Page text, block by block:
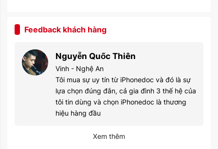
Feedback khách hàng
Nguyễn Quốc Thiên
Vinh - Nghệ An
Tôi mua sự uy tín từ iPhonedoc và đó là sự
lựa chọn đúng đắn, cả gia đình 3 thế hệ của
tôi tin dùng và chọn iPhonedoc là thương
hiệu hàng đầu
Xem thêm